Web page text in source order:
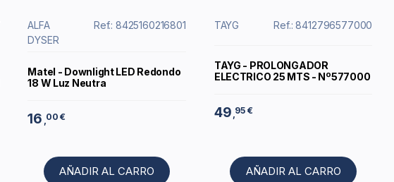
ALFA
DYSER
Ref.: 8425160216801
Matel - Downlight LED Redondo
18 W Luz Neutra
16 00 €
AÑADIR AL CARRO
TAYG Ref.: 8412796577000
TAYG - PROLONGADOR
ELECTRICO 25 MTS - Nº577000
49 ,95 €
AÑADIR AL CARRO